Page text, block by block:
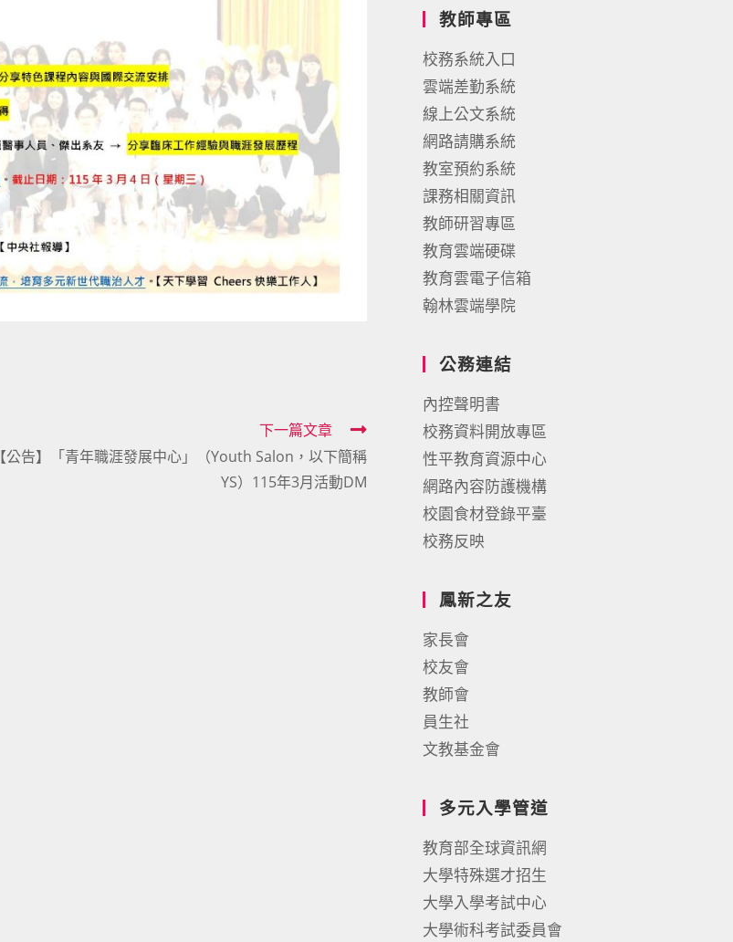
下一篇文章
【公告】「青年職涯發展中心」（Youth Salon，以下簡稱
YS）115年3月活動DM
教師專區
校務系統入口
雲端差勤系統
線上公文系統
網路請購系統
教室預約系統
課務相關資訊
教師研習專區
教育雲端硬碟
教育雲電子信箱
翰林雲端學院
公務連結
內控聲明書
校務資料開放專區
性平教育資源中心
網路內容防護機構
校園食材登錄平臺
校務反映
鳳新之友
家長會
校友會
教師會
員生社
文教基金會
多元入學管道
教育部全球資訊網
大學特殊選才招生
大學入學考試中心
大學術科考試委員會